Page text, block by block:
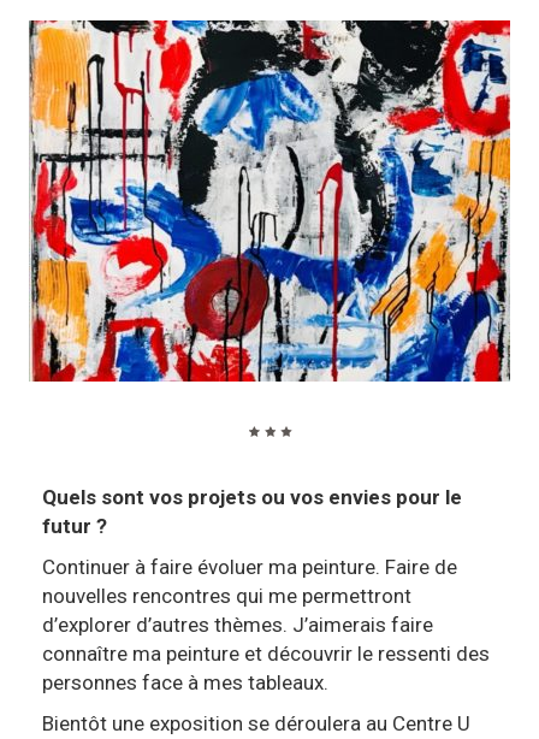
Quels sont vos projets ou vos envies pour le
futur ?
Continuer à faire évoluer ma peinture. Faire de
nouvelles rencontres qui me permettront
d’explorer d’autres thèmes. J’aimerais faire
connaître ma peinture et découvrir le ressenti des
personnes face à mes tableaux.
Bientôt une exposition se déroulera au Centre U